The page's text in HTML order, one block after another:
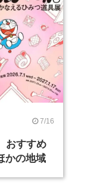
7/16
おすすめ
かの地域